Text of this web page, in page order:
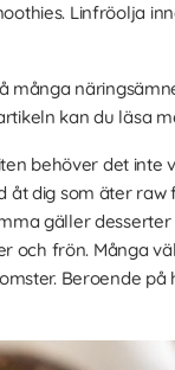
Linfröolja
många
kan du läsa
behöver det
åt dig som äter
gäller
och frön. Många
Beroende